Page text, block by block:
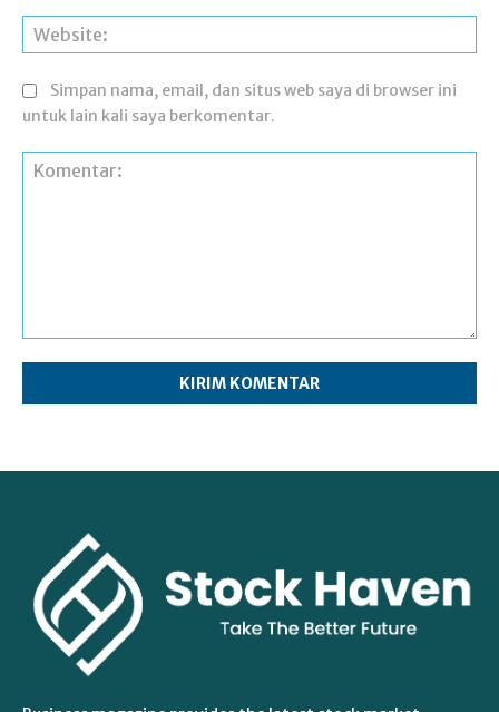
Simpan nama, email, dan situs web saya di browser ini
untuk lain kali saya berkomentar.